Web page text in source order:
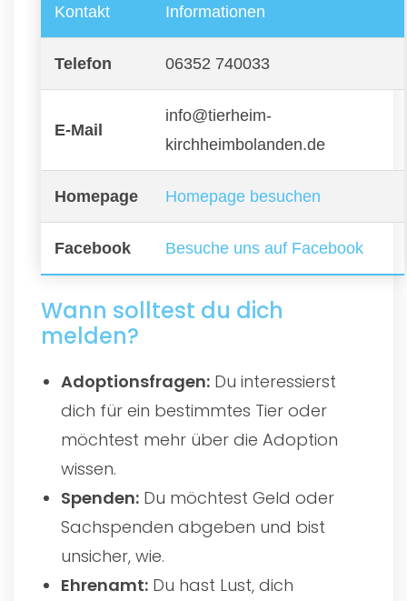
Kontakt Informationen
Telefon 06352 740033
E-Mail
info@tierheim-
kirchheimbolanden.de
Homepage Homepage besuchen
Facebook Besuche uns auf Facebook
Wann solltest du dich
melden?
Adoptionsfragen: Du interessierst
dich für ein bestimmtes Tier oder
möchtest mehr über die Adoption
wissen.
Spenden: Du möchtest Geld oder
Sachspenden abgeben und bist
unsicher, wie.
Ehrenamt: Du hast Lust, dich